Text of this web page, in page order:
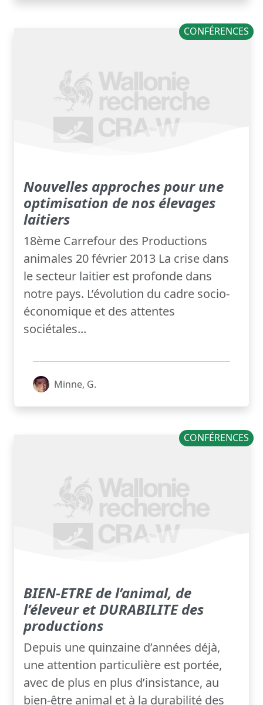
CONFÉRENCES
Nouvelles approches pour une
optimisation de nos élevages
laitiers
18ème Carrefour des Productions
animales 20 février 2013 La crise dans
le secteur laitier est profonde dans
notre pays. L’évolution du cadre socio-
économique et des attentes
sociétales...
Minne, G.
CONFÉRENCES
BIEN-ETRE de l’animal, de
l’éleveur et DURABILITE des
productions
Depuis une quinzaine d’années déjà,
une attention particulière est portée,
avec de plus en plus d’insistance, au
bien-être animal et à la durabilité des